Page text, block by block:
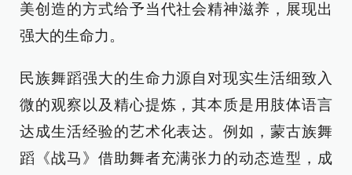
美创造的方式给予当代社会精神滋养，展现出
强大的生命力。
民族舞蹈强大的生命力源自对现实生活细致入
微的观察以及精心提炼，其本质是用肢体语言
达成生活经验的艺术化表达。例如，蒙古族舞
蹈《战马》借助舞者充满张力的动态造型，成